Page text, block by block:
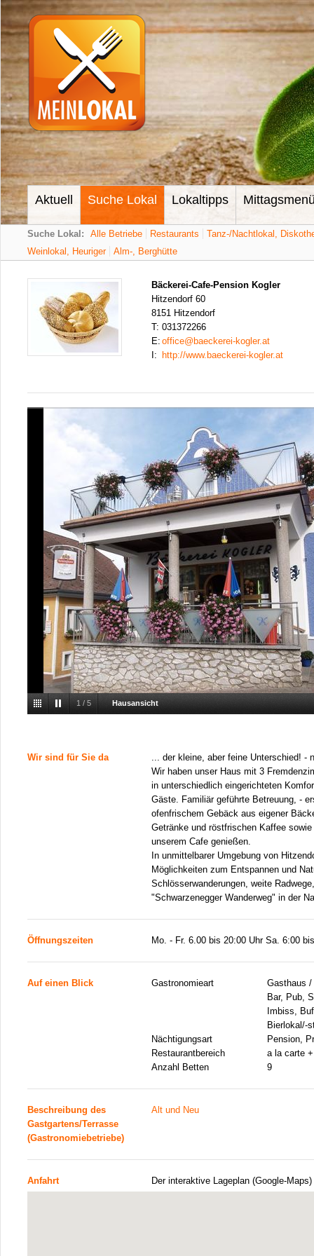
Aktuell Suche Lokal Lokaltipps
Suche Lokal: Alle Betriebe Restaurants
Tanz-/Nachtlokal,
Weinlokal, Heuriger
Alm-, Berghütte
Bäckerei-Cafe-Pension Kogler
Hitzendorf 60
8151 Hitzendorf
T: 031372266
E: office@baeckerei-kogler.at
I:
http://www.baeckerei-kogler.at
1 / 5 Hausansicht
Wir sind für Sie da
... der kleine, aber feine Unterschied! -
Wir haben unser Haus mit 3
in unterschiedlich eingerichteten
Gäste. Familiär geführte Betreuung, -
ofenfrischem Gebäck aus eigener
Getränke und röstfrischen Kaffee
unserem Cafe genießen.
In unmittelbarer Umgebung von
Möglichkeiten zum Entspannen und
Schlösserwanderungen, weite
"Schwarzenegger Wanderweg" in der
Öffnungszeiten Mo. - Fr. 6.00 bis 20:00 Uhr Sa. 6:00
Auf einen Blick Gastronomieart
Gasthaus
Bar, Pub,
Imbiss,
Bierlokal/-
Nächtigungsart
Pension,
Restaurantbereich
a la carte
Anzahl Betten
9
Beschreibung des
Gastgartens/Terrasse
(Gastronomiebetriebe)
Alt und Neu
Anfahrt Der interaktive Lageplan (Google-